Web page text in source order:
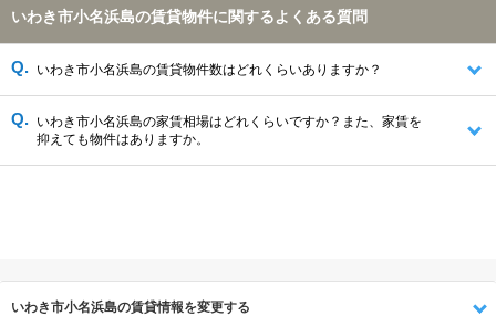
いわき市小名浜島の賃貸物件に関するよくある質問
いわき市小名浜島の賃貸物件数はどれくらいありますか？
いわき市小名浜島の家賃相場はどれくらいですか？また、家賃を
抑えても物件はありますか。
いわき市小名浜島の賃貸情報を変更する